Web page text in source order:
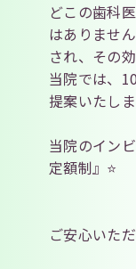
どこの歯科
はありませ
され、その
当院では、
提案いたしま
当院のイン
定額制』⭐
ご安心いた